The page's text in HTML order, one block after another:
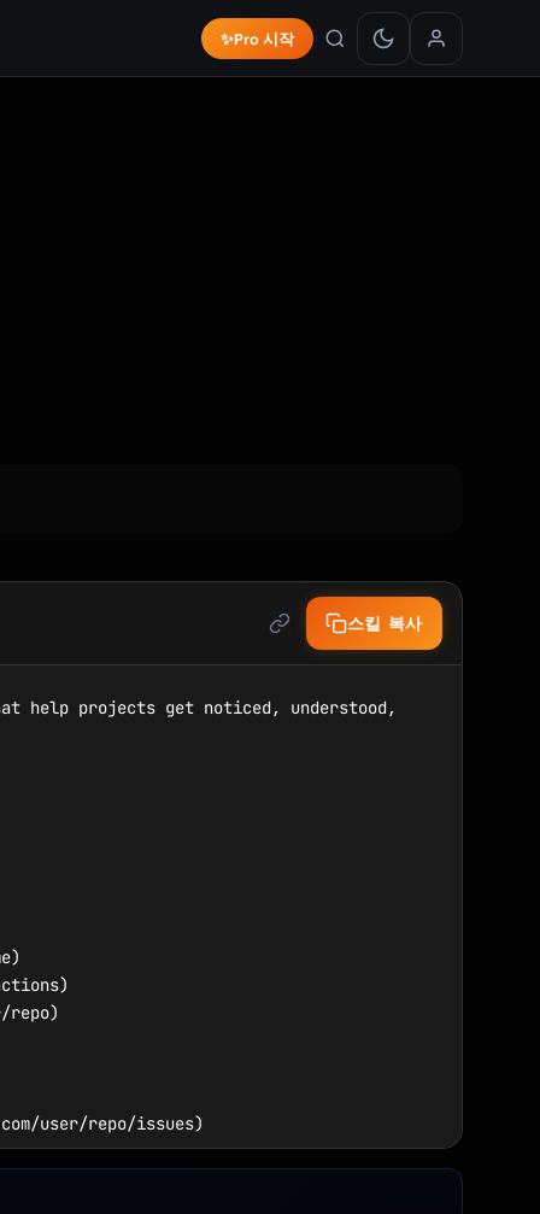
✨Pro 시작
스킬 복사
help projects get noticed, understood,
repo)
user/repo/issues)